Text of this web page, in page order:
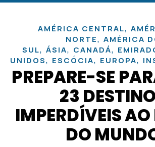
AMÉRICA CENTRAL,
NORTE, AMÉRICA
SUL, ÁSIA, CANADÁ,
UNIDOS, ESCÓCIA, EUROPA,
PREPARE-SE
23
IMPERDÍVEIS AO
DO